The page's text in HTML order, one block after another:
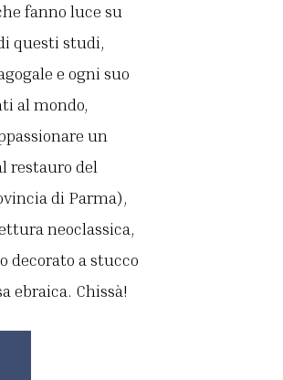
fanno luce su
questi studi,
e ogni suo
al mondo,
un
restauro del
di Parma),
neoclassica,
decorato a stucco
ebraica. Chissà!